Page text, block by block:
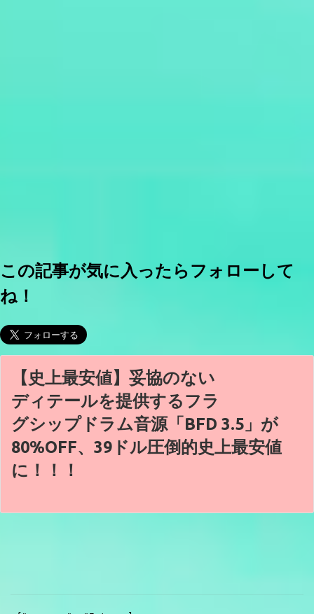
この記事が気に入ったらフォローして
ね！
【史上最安値】妥協のない
ディテールを提供するフラ
グシップドラム音源「BFD 3.5」が
80%OFF、39ドル圧倒的史上最安値
に！！！